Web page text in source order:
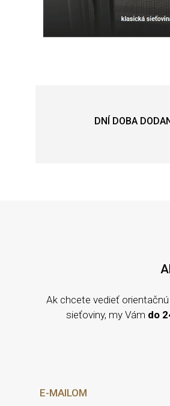
DNÍ DOBA
Ak chcete vedieť
sieťoviny, my Vám do
E-MAILOM